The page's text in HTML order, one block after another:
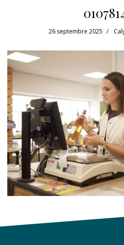
26 septembre 2025